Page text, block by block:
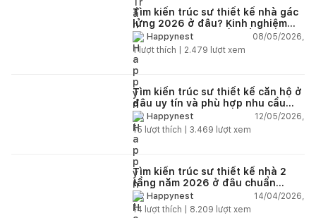
Tìm kiến trúc sư thiết kế nhà gác
lửng 2026 ở đâu? Kinh nghiệm
chọn đúng tránh tốn tiền
Happynest
08/05/2026,
1lượt thích | 2.479 lượt xem
Tìm kiến trúc sư thiết kế căn hộ ở
đâu uy tín và phù hợp nhu cầu
năm 2026?
Happynest
12/05/2026,
15 lượt thích | 3.469 lượt xem
Tìm kiến trúc sư thiết kế nhà 2
tầng năm 2026 ở đâu chuẩn
nhất?Happynest
14/04/2026,
14 lượt thích | 8.209 lượt xem